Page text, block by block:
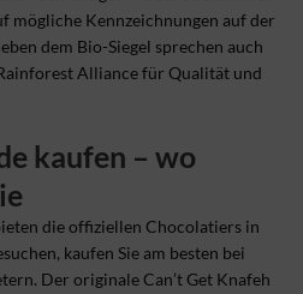
mögliche Kennzeichnungen auf der
dem Bio-Siegel sprechen auch
Alliance für Qualität und
kaufen – wo
die offiziellen Chocolatiers in
kaufen Sie am besten bei
Der originale Can’t Get Knafeh